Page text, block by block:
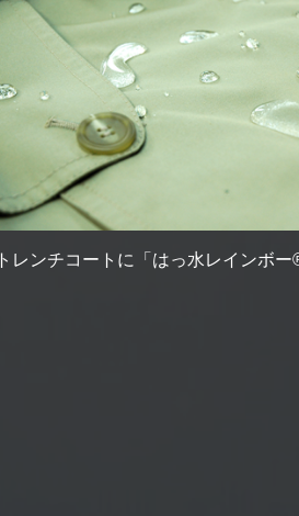
トレンチコートに 「はっ水レインボ